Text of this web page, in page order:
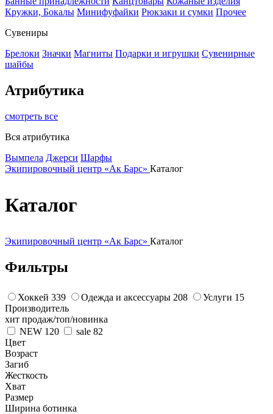
Кружки, Бокалы Минифуфайки Рюкзаки и сумки Прочее
Сувениры
Брелоки Значки Магниты Подарки и игрушки Сувенирные
шайбы
Атрибутика
смотреть все
Вся атрибутика
Вымпела Джерси Шарфы
Экипировочный центр «Ак Барс» Каталог
Каталог
Экипировочный центр «Ак Барс» Каталог
Фильтры
Хоккей 339 Одежда и аксессуары 208 Услуги 15
Производитель
хит продаж/топ/новинка
NEW 120 sale 82
Цвет
Возраст
Загиб
Жесткость
Хват
Размер
Ширина ботинка